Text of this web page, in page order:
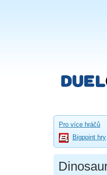
Pro více hráčů
Bigpoint hry